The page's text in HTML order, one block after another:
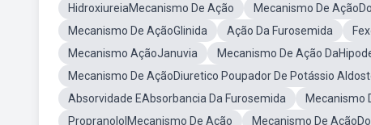
HidroxiureiaMecanismo De Ação
Mecanismo De
Mecanismo De AçãoGlinida
Ação Da Furosemida
Mecanismo AçãoJanuvia
Mecanismo De Ação
Mecanismo De AçãoDiuretico Poupador De Potássio
Absorvidade EAbsorbancia Da Furosemida
Mecanismo
PropranololMecanismo De Ação
Mecanismo De